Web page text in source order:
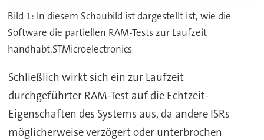
Bild 1: In diesem Schaubild ist dargestellt ist, wie die
Software die partiellen RAM-Tests zur Laufzeit
handhabt.STMicroelectronics
Schließlich wirkt sich ein zur Laufzeit
durchgeführter RAM-Test auf die Echtzeit-
Eigenschaften des Systems aus, da andere ISRs
möglicherweise verzögert oder unterbrochen